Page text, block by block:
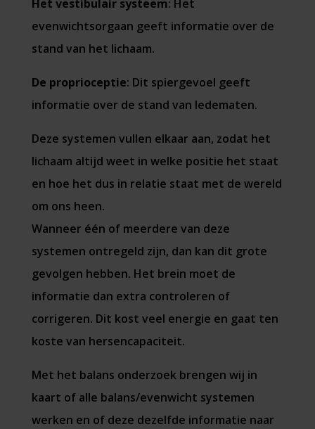
Het vestibulair systeem: Het
evenwichtsorgaan geeft informatie over de
stand van het lichaam.
De proprioceptie: Dit spiergevoel geeft
informatie over de stand van ledematen.
Deze systemen vullen elkaar aan, zodat het
lichaam altijd weet in welke positie het staat
en hoe het dus in relatie staat met de wereld
om ons heen.
Wanneer één of meerdere van deze
systemen ontregeld zijn, dan kan dit grote
gevolgen hebben. Het brein moet de
informatie dan extra controleren of
corrigeren. Dit kost veel energie en gaat ten
koste van hersencapaciteit.
Met het balans onderzoek brengen wij in
kaart of alle balans/evenwicht systemen
werken en of deze dezelfde informatie naar